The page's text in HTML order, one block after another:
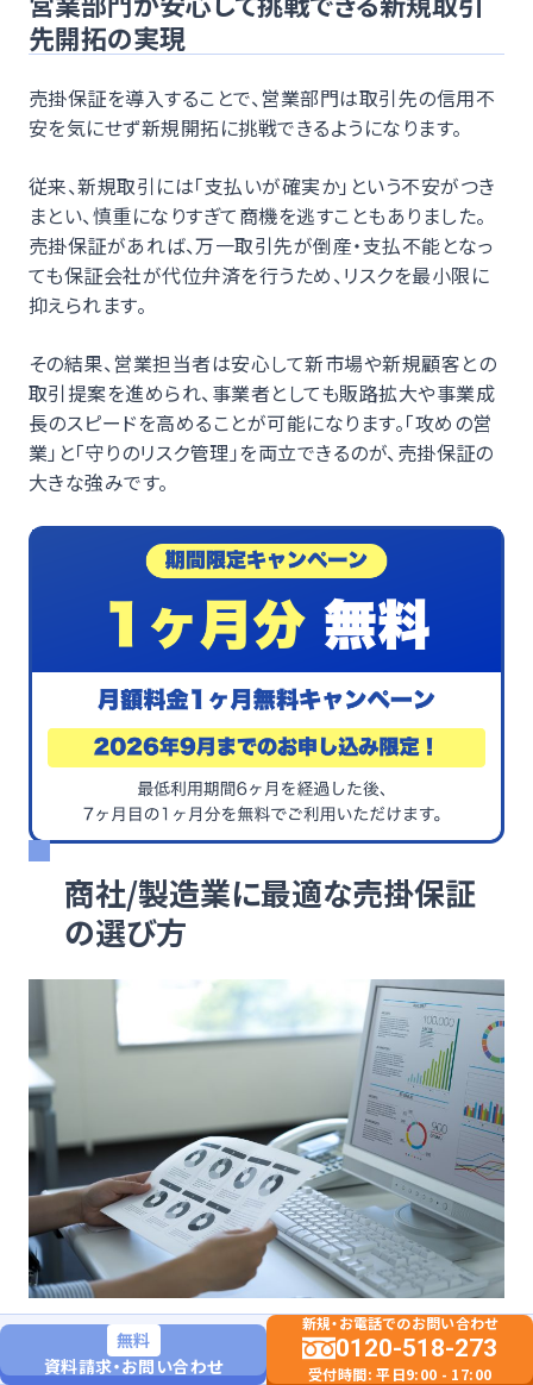
先開拓の実現
売掛保証を導入することで、営業部門は取引先の信用不
安を気にせず新規開拓に挑戦できるようになります。
従来、新規取引には「支払いが確実か」という不安がつき
まとい、慎重になりすぎて商機を逃すこともありました。
売掛保証があれば、万一取引先が倒産・支払不能となっ
ても保証会社が代位弁済を行うため、リスクを最小限に
抑えられます。
その結果、営業担当者は安心して新市場や新規顧客との
取引提案を進められ、事業者としても販路拡大や事業成
長のスピードを高めることが可能になります。「攻めの営
業」と「守りのリスク管理」を両立できるのが、売掛保証の
大きな強みです。
商社/製造業に最適な売掛保証
の選び方
商社や製造業が抱える売掛金リスクを効果的に管理する
ためには、業種特性に合わせた最適な売掛保証の選び方
無料
資料請求・お問い合わせ
新規・お電話でのお問い合わせ
0120-518-273
受付時間: 平日9:00 - 17:00